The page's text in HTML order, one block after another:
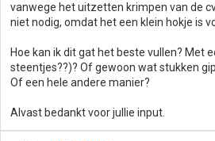
vanwege het uitzetten krimpen van de
niet nodig, omdat het een klein hokje is
Hoe kan ik dit gat het beste vullen? Met
steentjes??)? Of gewoon wat stukken
Of een hele andere manier?
Alvast bedankt voor jullie input.